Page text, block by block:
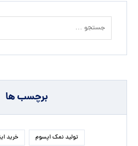
برچسب ها
تولید نمک اپسوم خرید